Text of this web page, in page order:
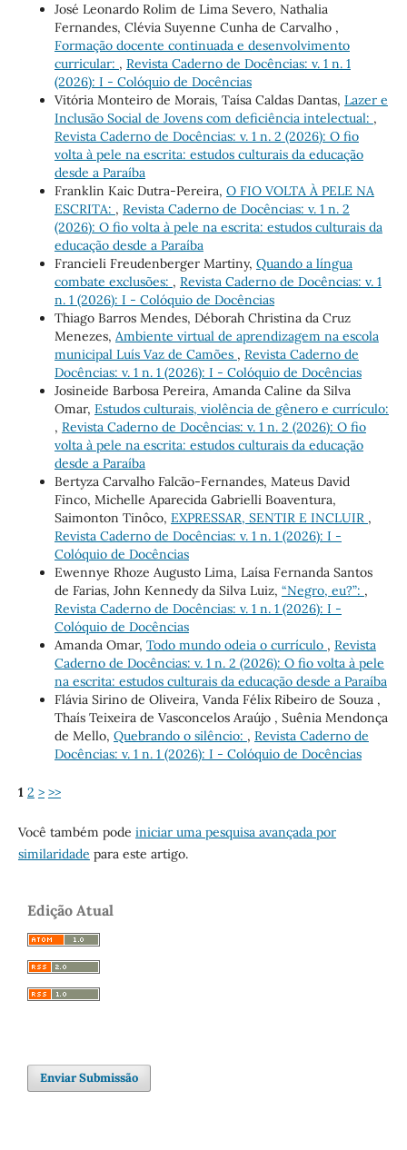
José Leonardo Rolim de Lima Severo, Nathalia
Fernandes, Clévia Suyenne Cunha de Carvalho ,
Formação docente continuada e desenvolvimento
curricular: , Revista Caderno de Docências: v. 1 n. 1
(2026): I - Colóquio de Docências
Vitória Monteiro de Morais, Taísa Caldas Dantas, Lazer e
Inclusão Social de Jovens com deficiência intelectual: ,
Revista Caderno de Docências: v. 1 n. 2 (2026): O fio
volta à pele na escrita: estudos culturais da educação
desde a Paraíba
Franklin Kaic Dutra-Pereira, O FIO VOLTA À PELE NA
ESCRITA: , Revista Caderno de Docências: v. 1 n. 2
(2026): O fio volta à pele na escrita: estudos culturais da
educação desde a Paraíba
Francieli Freudenberger Martiny, Quando a língua
combate exclusões: , Revista Caderno de Docências: v. 1
n. 1 (2026): I - Colóquio de Docências
Thiago Barros Mendes, Déborah Christina da Cruz
Menezes, Ambiente virtual de aprendizagem na escola
municipal Luís Vaz de Camões , Revista Caderno de
Docências: v. 1 n. 1 (2026): I - Colóquio de Docências
Josineide Barbosa Pereira, Amanda Caline da Silva
Omar, Estudos culturais, violência de gênero e currículo:
, Revista Caderno de Docências: v. 1 n. 2 (2026): O fio
volta à pele na escrita: estudos culturais da educação
desde a Paraíba
Bertyza Carvalho Falcão-Fernandes, Mateus David
Finco, Michelle Aparecida Gabrielli Boaventura,
Saimonton Tinôco, EXPRESSAR, SENTIR E INCLUIR ,
Revista Caderno de Docências: v. 1 n. 1 (2026): I -
Colóquio de Docências
Ewennye Rhoze Augusto Lima, Laísa Fernanda Santos
de Farias, John Kennedy da Silva Luiz, “Negro, eu?”: ,
Revista Caderno de Docências: v. 1 n. 1 (2026): I -
Colóquio de Docências
Amanda Omar, Todo mundo odeia o currículo , Revista
Caderno de Docências: v. 1 n. 2 (2026): O fio volta à pele
na escrita: estudos culturais da educação desde a Paraíba
Flávia Sirino de Oliveira, Vanda Félix Ribeiro de Souza ,
Thaís Teixeira de Vasconcelos Araújo , Suênia Mendonça
de Mello, Quebrando o silêncio: , Revista Caderno de
Docências: v. 1 n. 1 (2026): I - Colóquio de Docências
1 2 > >>
Você também pode iniciar uma pesquisa avançada por
similaridade para este artigo.
Edição Atual
Enviar Submissão